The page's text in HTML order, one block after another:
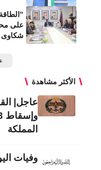
على
شكاوى
الأكثر مشاهدة
عاجل|
المملكة
وفيات اليوم